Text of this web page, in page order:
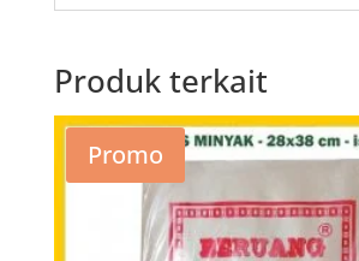
Produk terkait
Promo